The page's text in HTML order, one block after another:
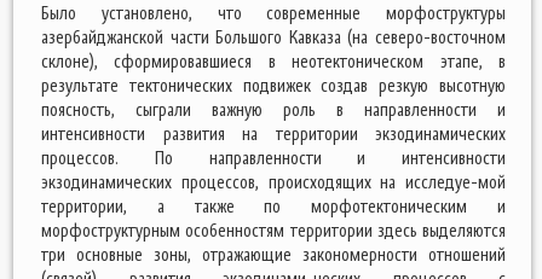
Было установлено, что современные морфоструктуры
азербайджанской части Большого Кавказа (на северо-восточном
склоне), сформировавшиеся в неотектоническом этапе, в
результате тектонических подвижек создав резкую высотную
поясность, сыграли важную роль в направленности и
интенсивности развития на территории экзодинамических
процессов. По направленности и интенсивности
экзодинамических процессов, происходящих на исследуе-мой
территории, а также по морфотектоническим и
морфоструктурным особенностям территории здесь выделяются
три основные зоны, отражающие закономерности отношений